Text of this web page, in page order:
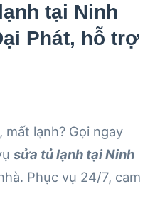
tại Ninh
Phát, hỗ trợ
mất lạnh? Gọi ngay
sửa tủ lạnh tại Ninh
Phục vụ 24/7, cam